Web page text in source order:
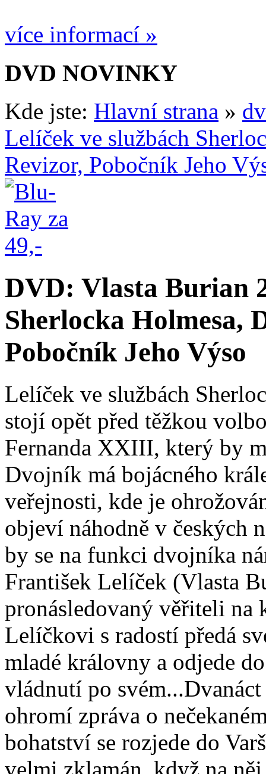
více informací »
DVD NOVINKY
Kde jste: Hlavní strana »
Lelíček ve službách
Revizor, Pobočník Jeho
DVD: Vlasta Burian
Sherlocka Holmesa,
Pobočník Jeho Výso
Lelíček ve službách
stojí opět před těžkou
Fernanda XXIII, který by
Dvojník má bojácného
veřejnosti, kde je
objeví náhodně v českých
by se na funkci dvojníka
František Lelíček (Vlasta
pronásledovaný věřiteli na
Lelíčkovi s radostí předá
mladé královny a odjede
vládnutí po
ohromí zpráva o
bohatství se rozjede do